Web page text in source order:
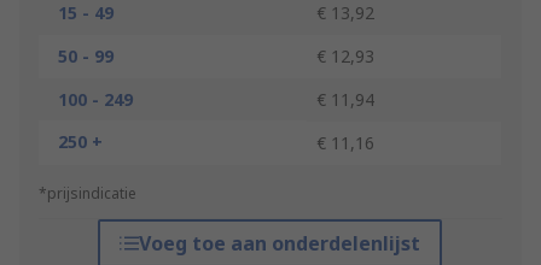
15 - 49
€ 13,92
50 - 99
€ 12,93
100 - 249
€ 11,94
250 +
€ 11,16
*prijsindicatie
Voeg toe aan onderdelenlijst